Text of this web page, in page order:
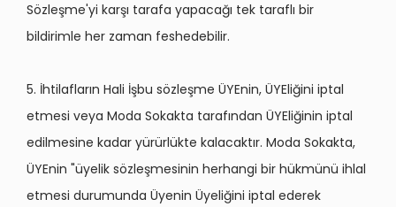
Sözleşme'yi karşı tarafa yapacağı tek taraflı bir
bildirimle her zaman feshedebilir.
5. İhtilafların Hali İşbu sözleşme ÜYEnin, ÜYEliğini iptal
etmesi veya Moda Sokakta tarafından ÜYEliğinin iptal
edilmesine kadar yürürlükte kalacaktır. Moda Sokakta,
ÜYEnin "üyelik sözleşmesinin herhangi bir hükmünü ihlal
etmesi durumunda Üyenin Üyeliğini iptal ederek